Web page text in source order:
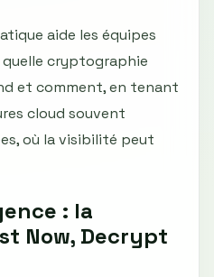
aide les équipes
cryptographie
et comment, en tenant
cloud souvent
où la visibilité peut
: la
Now, Decrypt